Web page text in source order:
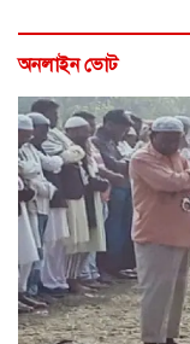
অনলাইন ভোট